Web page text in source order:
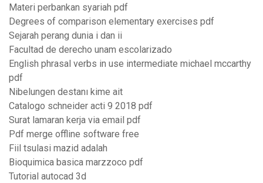
Materi perbankan syariah pdf
Degrees of comparison elementary exercises pdf
Sejarah perang dunia i dan ii
Facultad de derecho unam escolarizado
English phrasal verbs in use intermediate michael mccarthy
pdf
Nibelungen destanı kime ait
Catalogo schneider acti 9 2018 pdf
Surat lamaran kerja via email pdf
Pdf merge offline software free
Fiil tsulasi mazid adalah
Bioquimica basica marzzoco pdf
Tutorial autocad 3d